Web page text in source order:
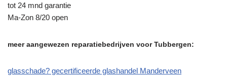
tot 24 mnd garantie
Ma-Zon 8/20 open
meer aangewezen reparatiebedrijven voor Tubbergen:
glasschade? gecertificeerde glashandel Manderveen